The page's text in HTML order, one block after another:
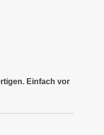
Einfach vor